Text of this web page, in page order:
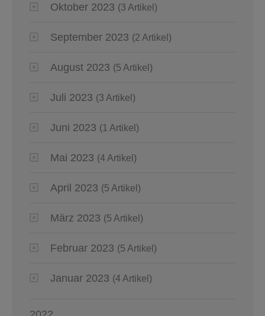
Oktober 2023 (3 Artikel)
September 2023 (2 Artikel)
August 2023 (5 Artikel)
Juli 2023 (3 Artikel)
Juni 2023 (1 Artikel)
Mai 2023 (4 Artikel)
April 2023 (5 Artikel)
März 2023 (5 Artikel)
Februar 2023 (5 Artikel)
Januar 2023 (4 Artikel)